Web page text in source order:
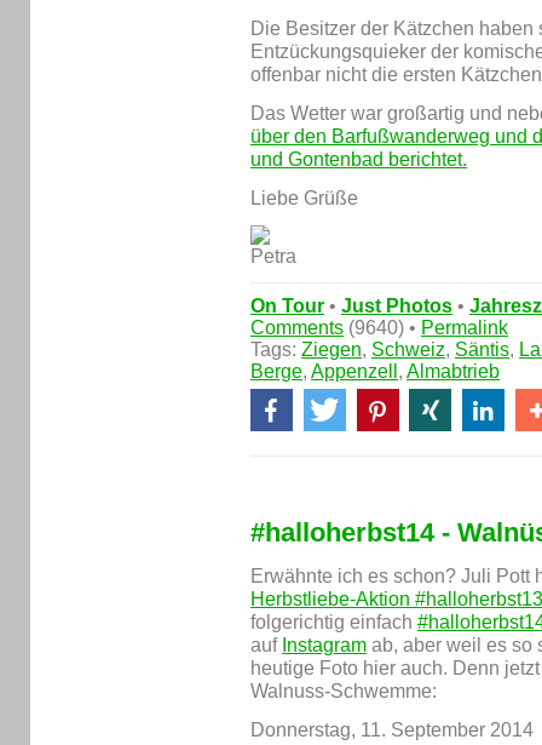
Die Besitzer der Kätzchen haben
Entzückungsquieker der
offenbar nicht die ersten
Das Wetter war großartig und
über den Barfußwanderweg und
und Gontenbad berichtet.
Liebe Grüße
On Tour • Just Photos •
Comments (9640) • Permalink
Tags: Ziegen, Schweiz, Säntis,
Berge, Appenzell , Almabtrieb
#halloherbst14 -
Erwähnte ich es schon? Juli Pott
Herbstliebe-Aktion #halloherbst13
folgerichtig einfach
auf Instagram ab, aber weil es so
heutige Foto hier auch. Denn
Walnuss-Schwemme:
Donnerstag, 11. September 2014